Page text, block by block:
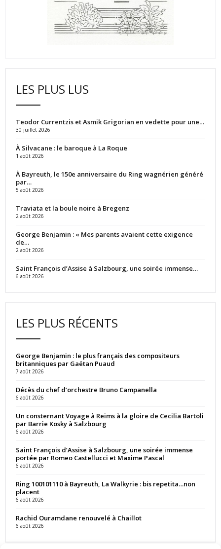
LES PLUS LUS
Teodor Currentzis et Asmik Grigorian en vedette pour une…
30 juillet 2026
À Silvacane : le baroque à La Roque
1 août 2026
À Bayreuth, le 150e anniversaire du Ring wagnérien généré
par…
5 août 2026
Traviata et la boule noire à Bregenz
2 août 2026
George Benjamin : « Mes parents avaient cette exigence
de…
2 août 2026
Saint François d’Assise à Salzbourg, une soirée immense…
6 août 2026
LES PLUS RÉCENTS
George Benjamin : le plus français des compositeurs
britanniques par Gaëtan Puaud
7 août 2026
Décès du chef d’orchestre Bruno Campanella
6 août 2026
Un consternant Voyage à Reims à la gloire de Cecilia Bartoli
par Barrie Kosky à Salzbourg
6 août 2026
Saint François d’Assise à Salzbourg, une soirée immense
portée par Romeo Castellucci et Maxime Pascal
6 août 2026
Ring 100101110 à Bayreuth, La Walkyrie : bis repetita…non
placent
6 août 2026
Rachid Ouramdane renouvelé à Chaillot
6 août 2026